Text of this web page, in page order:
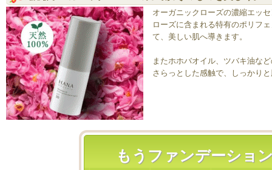
オーガニックローズの濃縮エッ
ローズに含まれる特有のポリフ
て、美しい肌へ導きます。
またホホバオイル、ツバキ油な
さらっとした感触で、しっかり
もうファンデーショ